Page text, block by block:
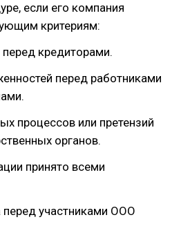
если его компания
критериям:
перед кредиторами.
перед работниками
процессов или претензий
органов.
принято всеми
перед участниками ООО